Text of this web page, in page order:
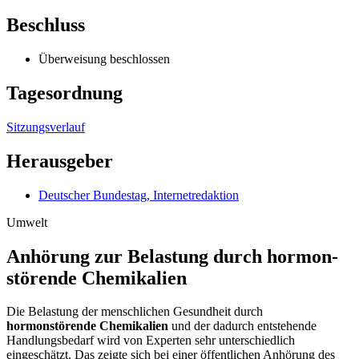
Beschluss
Überweisung beschlossen
Tagesordnung
Sitzungsverlauf
Herausgeber
Deutscher Bundestag, Internetredaktion
Umwelt
Anhörung zur Be­lastung durch hormon­
störende Chemi­kalien
Die Belastung der menschlichen Gesundheit durch
hormonstörende Chemikalien und der dadurch entstehende
Handlungsbedarf wird von Experten sehr unterschiedlich
eingeschätzt. Das zeigte sich bei einer öffentlichen Anhörung des